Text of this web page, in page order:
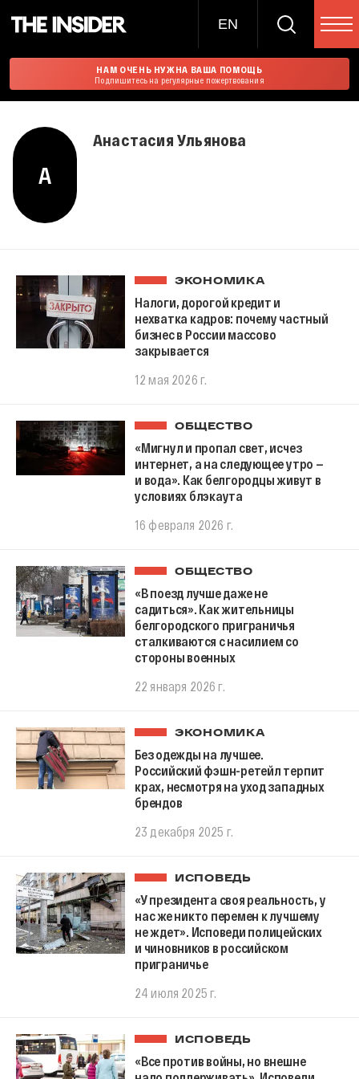
EN
НАМ ОЧЕНЬ НУЖНА ВАША ПОМОЩЬ
Подпишитесь на регулярные пожертвования
А
Анастасия Ульянова
ЭКОНОМИКА
Налоги, дорогой кредит и
нехватка кадров: почему частный
бизнес в России массово
закрывается
12 мая 2026 г.
ОБЩЕСТВО
«Мигнул и пропал свет, исчез
интернет, а на следующее утро —
и вода». Как белгородцы живут в
условиях блэкаута
16 февраля 2026 г.
ОБЩЕСТВО
«В поезд лучше даже не
садиться». Как жительницы
белгородского приграничья
сталкиваются с насилием со
стороны военных
22 января 2026 г.
ЭКОНОМИКА
Без одежды на лучшее.
Российский фэшн-ретейл терпит
крах, несмотря на уход западных
брендов
23 декабря 2025 г.
ИСПОВЕДЬ
«У президента своя реальность, у
нас же никто перемен к лучшему
не ждет». Исповеди полицейских
и чиновников в российском
приграничье
24 июля 2025 г.
ИСПОВЕДЬ
«Все против войны, но внешне